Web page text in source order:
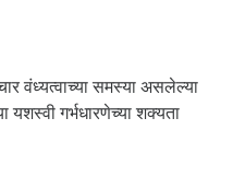
वंध्यत्वाच्या समस्या असलेल्या
गर्भधारणेच्या शक्यता